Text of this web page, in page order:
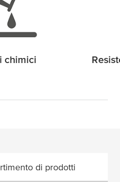
chimici
di prodotti